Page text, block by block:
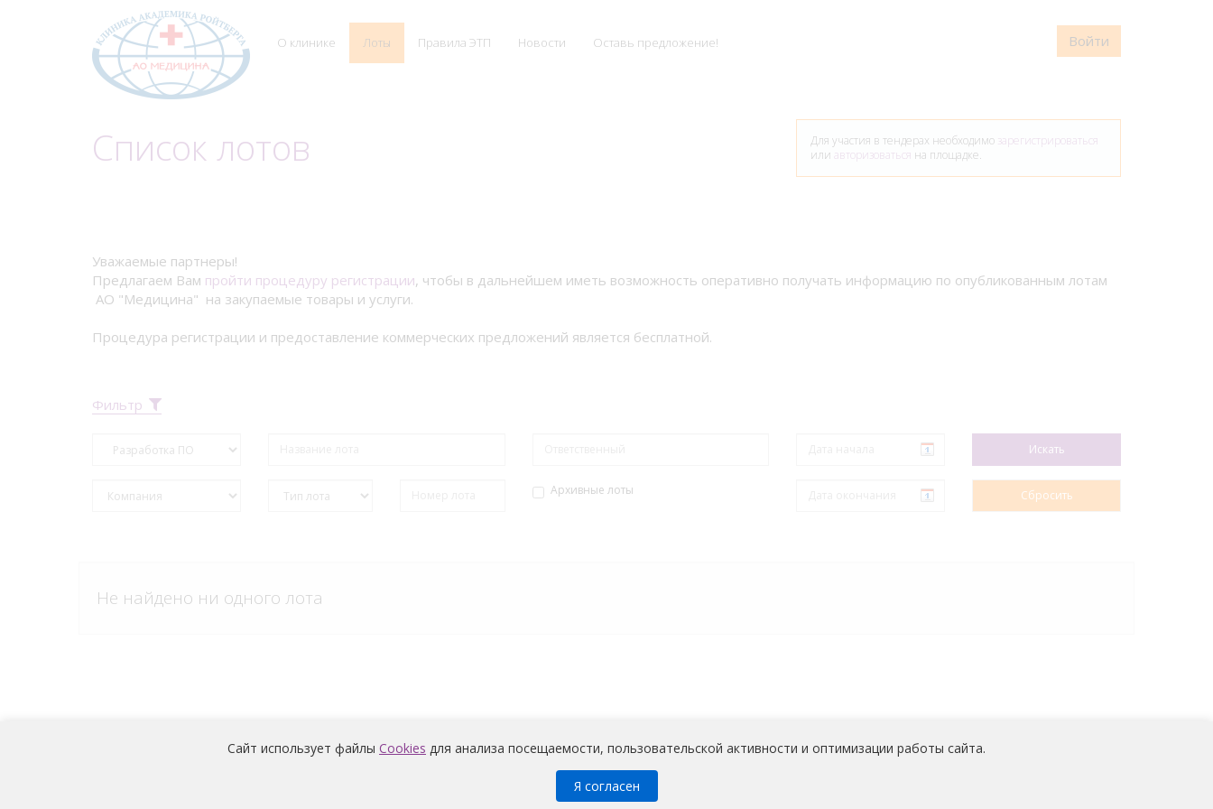
О клинике Лоты Правила ЭТП Новости Оставь предложение! Войти
Список лотов Для участия в тендерах необходимо зарегистрироваться
или авторизоваться на площадке.
Уважаемые партнеры!
Предлагаем Вам пройти процедуру регистрации, чтобы в дальнейшем иметь возможность оперативно получать информацию по опубликованным лотам
АО "Медицина" на закупаемые товары и услуги.
Процедура регистрации и предоставление коммерческих предложений является бесплатной.
Фильтр
Архивные лоты
Не найдено ни одного лота
Условия обработки и информация о наличии запретов и условий на обработку неограниченным кругом лиц персональных данных
Сайт использует файлы Cookies для анализа посещаемости, пользовательской активности и оптимизации работы сайта.
Я согласен